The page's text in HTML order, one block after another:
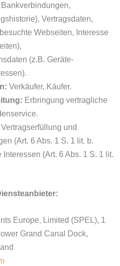
Vertragsdaten,
Webseiten, Interesse
(z.B. Geräte-
Verkäufer, Käufer.
Erbringung vertragliche
Vertragserfüllung und
(Art. 6 Abs. 1 S. 1 lit. b.
(Art. 6 Abs. 1 S. 1 lit.
Europe, Limited (SPEL), 1
Grand Canal Dock,